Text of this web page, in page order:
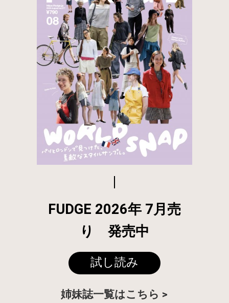
FUDGE 2026年 7月売
り 発売中
試し読み
姉妹誌一覧はこちら